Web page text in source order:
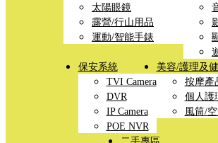
太陽眼鏡
露營/行山用品
運動/智能手錶
保安系統
TVI Camera
DVR
IP Camera
POE NVR
美容/護理及
按摩產
個人護
風筒/